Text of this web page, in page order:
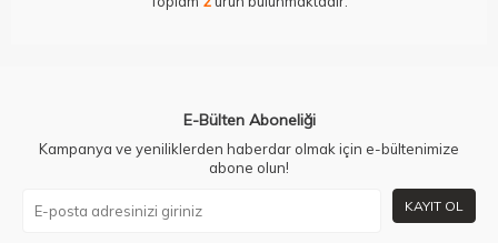
E-Bülten Aboneliği
Kampanya ve yeniliklerden haberdar olmak için e-bültenimize
abone olun!
KAYIT OL